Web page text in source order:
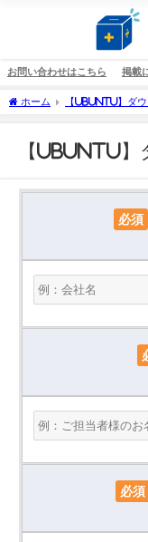
お問い合わせはこちら 掲載
ホーム 【Ubuntu】ダウ
【Ubuntu】
必須
必須